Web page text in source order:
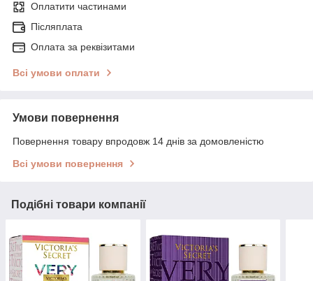
Оплатити частинами
Післяплата
Оплата за реквізитами
Всі умови оплати
Умови повернення
Повернення товару впродовж 14 днів за домовленістю
Всі умови повернення
Подібні товари компанії